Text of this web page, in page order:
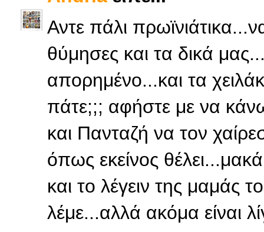
Αντε πάλι
θύμησες και τα δικά
απορημένο...και τα
πάτε;;; αφήστε με να
και Πανταζή να τον
όπως εκείνος
και το λέγειν της μαμάς
λέμε...αλλά ακόμα είναι